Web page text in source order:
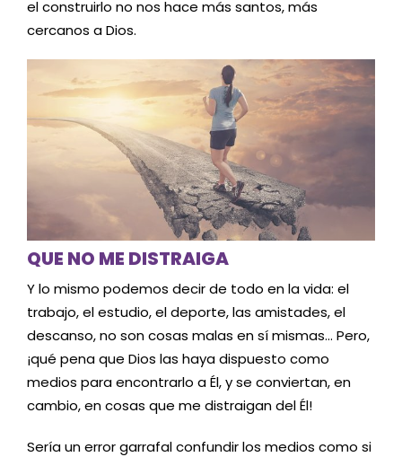
el construirlo no nos hace más santos, más
cercanos a Dios.
QUE NO ME DISTRAIGA
Y lo mismo podemos decir de todo en la vida: el
trabajo, el estudio, el deporte, las amistades, el
descanso, no son cosas malas en sí mismas… Pero,
¡qué pena que Dios las haya dispuesto como
medios para encontrarlo a Él, y se conviertan, en
cambio, en cosas que me distraigan del Él!
Sería un error garrafal confundir los medios como si